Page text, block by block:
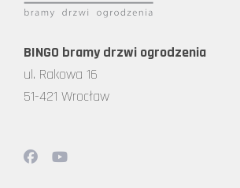
BINGO bramy drzwi ogrodzenia
ul. Rakowa 16
51-421 Wrocław